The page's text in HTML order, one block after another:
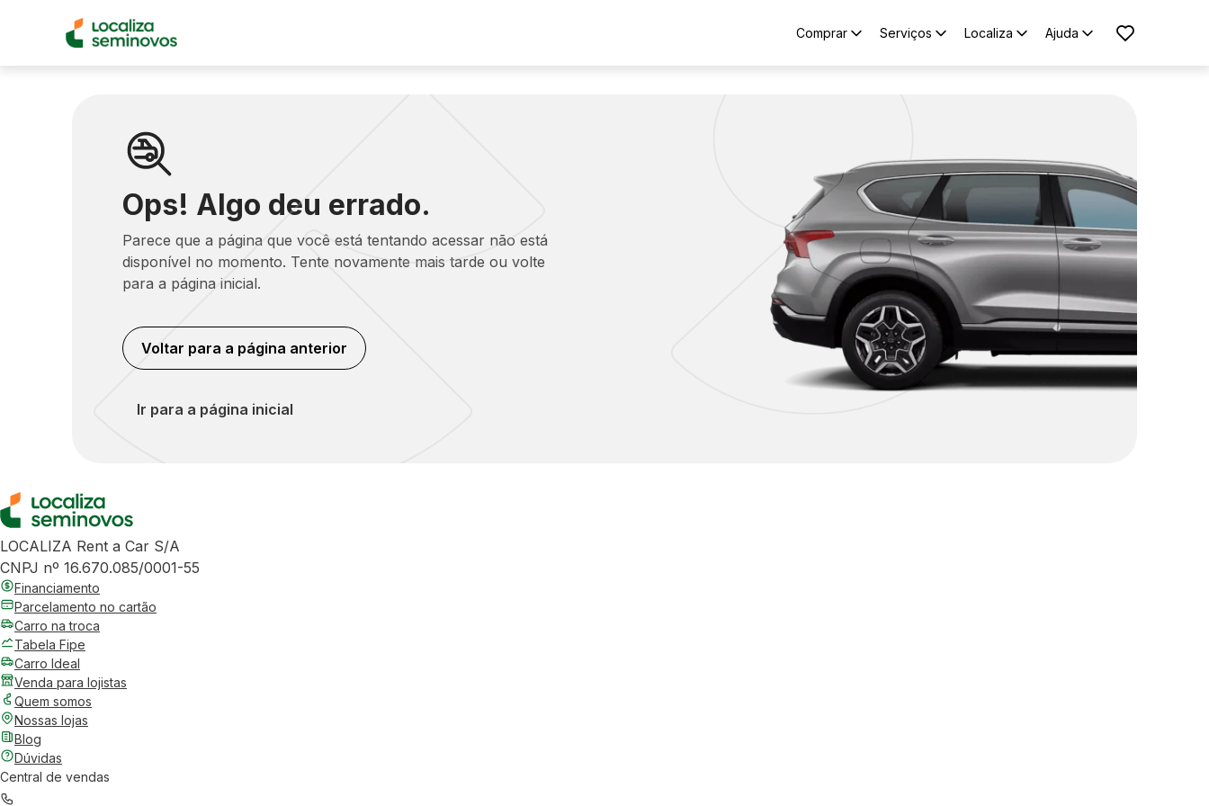
Comprar Serviços Localiza Ajuda
Ops! Algo deu errado.
Parece que a página que você está tentando acessar não está
disponível no momento. Tente novamente mais tarde ou volte
para a página inicial.
Voltar para a página anterior
Ir para a página inicial
LOCALIZA Rent a Car S/A
CNPJ nº 16.670.085/0001-55
Financiamento
Parcelamento no cartão
Carro na troca
Tabela Fipe
Carro Ideal
Venda para lojistas
Quem somos
Nossas lojas
Blog
Dúvidas
Central de vendas